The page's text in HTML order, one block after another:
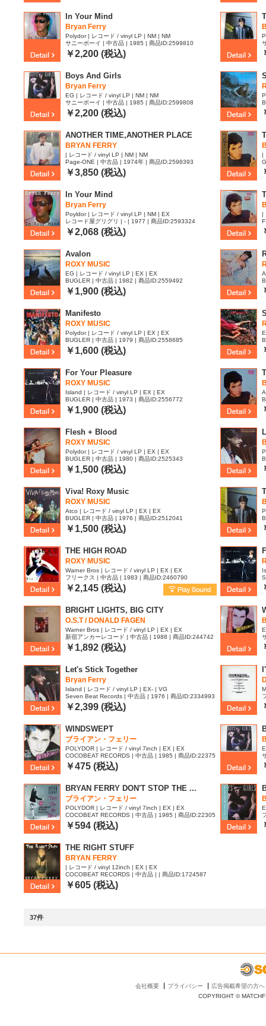
In Your Mind
Bryan Ferry
Polydor | レコード / vinyl LP | NM | NM
サニーボーイ | 中古品 | 1985 | 商品ID:2599810
￥2,200 (税込)
Boys And Girls
Bryan Ferry
EG | レコード / vinyl LP | NM | NM
サニーボーイ | 中古品 | 1985 | 商品ID:2599808
￥2,200 (税込)
ANOTHER TIME,ANOTHER PLACE
BRYAN FERRY
| レコード / vinyl LP | NM | NM
Page-ONE | 中古品 | 1974年 | 商品ID:2598393
￥3,850 (税込)
|
|
In Your Mind
Bryan Ferry
Poyldor | レコード / vinyl LP | NM | EX
レコード屋グリグリ | - | 1977 | 商品ID:2593324
￥2,068 (税込)
|
Avalon
ROXY MUSIC
EG | レコード / vinyl LP | EX | EX
BUGLER | 中古品 | 1982 | 商品ID:2559492
￥1,900 (税込)
Manifesto
ROXY MUSIC
Polydor | レコード / vinyl LP | EX | EX
BUGLER | 中古品 | 1979 | 商品ID:2558685
￥1,600 (税込)
For Your Pleasure
ROXY MUSIC
Island | レコード / vinyl LP | EX | EX
BUGLER | 中古品 | 1973 | 商品ID:2556772
￥1,900 (税込)
Flesh + Blood
ROXY MUSIC
Polydor | レコード / vinyl LP | EX | EX
BUGLER | 中古品 | 1980 | 商品ID:2525343
￥1,500 (税込)
Viva! Roxy Music
ROXY MUSIC
Atco | レコード / vinyl LP | EX | EX
BUGLER | 中古品 | 1976 | 商品ID:2512041
￥1,500 (税込)
THE HIGH ROAD
ROXY MUSIC
Warner Bros | レコード / vinyl LP | EX | EX
フリークス | 中古品 | 1983 | 商品ID:2460790
￥2,145 (税込)
BRIGHT LIGHTS, BIG CITY
O.S.T / DONALD FAGEN
Warner Bros | レコード / vinyl LP | EX | EX
新宿アンカーレコード | 中古品 | 1988 | 商品ID:244742
6￥1,892 (税込)
Let's Stick Together
Bryan Ferry
Island | レコード / vinyl LP | EX- | VG
Seven Beat Records | 中古品 | 1976 | 商品ID:2334993
￥2,399 (税込)
WINDSWEPT
ブライアン・フェリー
POLYDOR | レコード / vinyl 7inch | EX | EX
COCOBEAT RECORDS | 中古品 | 1985 | 商品ID:22375
57
￥475 (税込)
BRYAN FERRY DON'T STOP THE ...
ブライアン・フェリー
POLYDOR | レコード / vinyl 7inch | EX | EX
COCOBEAT RECORDS | 中古品 | 1985 | 商品ID:22305
67
￥594 (税込)
THE RIGHT STUFF
BRYAN FERRY
| レコード / vinyl 12inch | EX | EX
COCOBEAT RECORDS | 中古品 | | 商品ID:1724587
￥605 (税込)
37件
会社概要 プライバシー
広告掲載希望の方へ
COPYRIGHT ©